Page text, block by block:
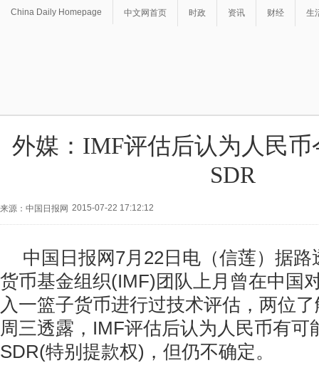
China Daily Homepage 中文网首页 时政 资讯 财经 生
外媒：IMF评估后认为人民
SDR
来源：中国日报网 2015-07-22 17:12:12
中国日报网7月22日电（信莲）据
货币基金组织(IMF)团队上月曾在中国
入一篮子货币进行过技术评估，两位
周三透露，IMF评估后认为人民币有可
SDR(特别提款权)，但仍不确定。